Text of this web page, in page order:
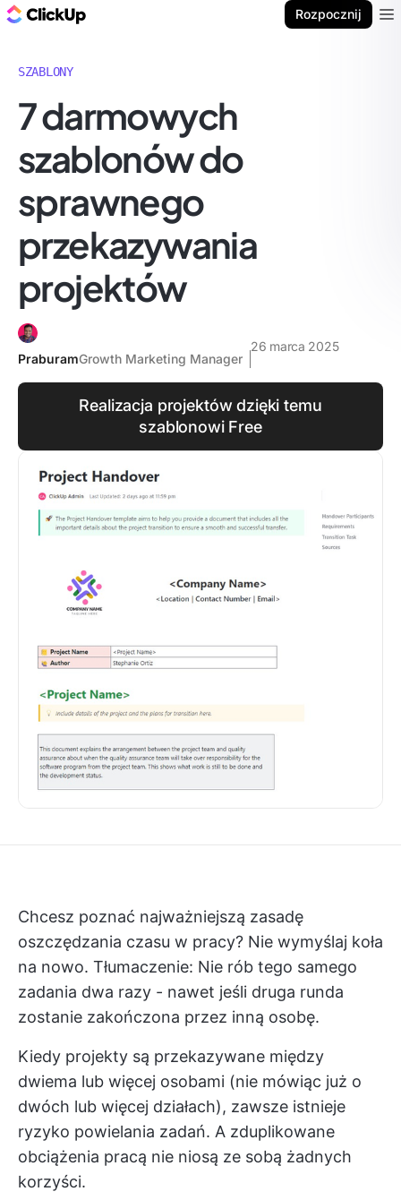
Rozpocznij
SZABLONY
7 darmowych
szablonów do
sprawnego
przekazywania
projektów
PraburamGrowth Marketing Manager
26 marca 2025
Realizacja projektów dzięki temu
szablonowi Free
Chcesz poznać najważniejszą zasadę
oszczędzania czasu w pracy? Nie wymyślaj koła
na nowo. Tłumaczenie: Nie rób tego samego
zadania dwa razy - nawet jeśli druga runda
zostanie zakończona przez inną osobę.
Kiedy projekty są przekazywane między
dwiema lub więcej osobami (nie mówiąc już o
dwóch lub więcej działach), zawsze istnieje
ryzyko powielania zadań. A zduplikowane
obciążenia pracą nie niosą ze sobą żadnych
korzyści.